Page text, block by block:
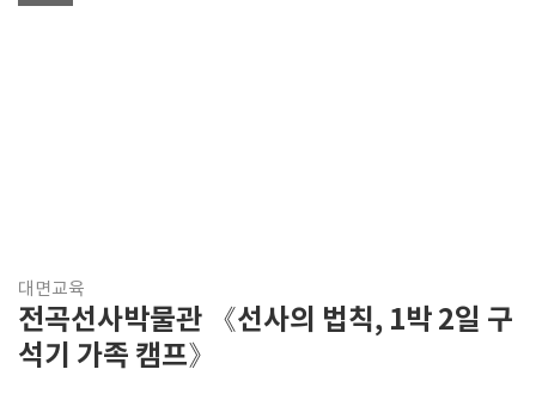
대면교육
전곡선사박물관 《선사의 법칙, 1박 2일 구
석기 가족 캠프》